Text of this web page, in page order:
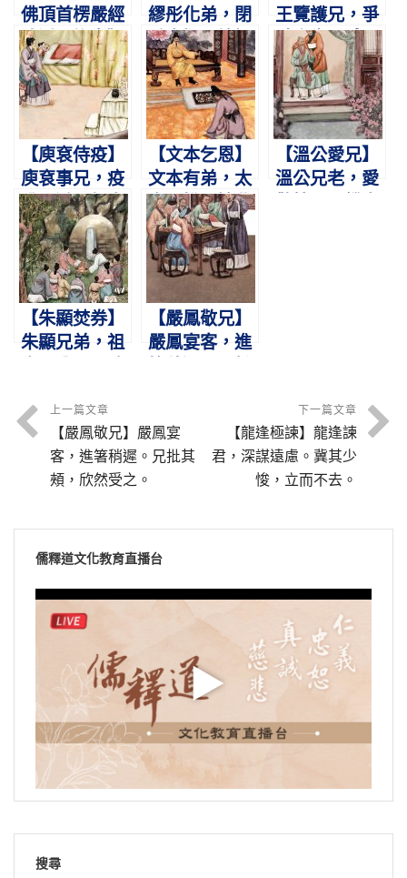
佛頂首楞嚴經
清淨明誨章》
之戒殺 淨空老
法師主講
繆彤化弟，閉
戶自撾。諸婦
謝罪，得以齊
家。
王覽護兄，爭
酖舍生。感母
悔悟，九代公
卿。
【庾袞侍疫】
庾袞事兄，疫
盛不避。親自
扶持，晝夜不
寐。
【文本乞恩】
文本有弟，太
宗不悅。婉曲
陳情，泣下嗚
咽。
【溫公愛兄】
溫公兄老，愛
【朱顯焚券】
朱顯兄弟，祖
焚。
【嚴鳳敬兄】
嚴鳳宴客，進
上一篇文章
【嚴鳳敬兄】嚴鳳宴
客，進箸稍遲。兄批其
頰，欣然受之。
下一篇文章
【龍逢極諫】龍逢諫
君，深謀遠慮。冀其少
悛，立而不去。
儒釋道文化教育直播台
搜尋